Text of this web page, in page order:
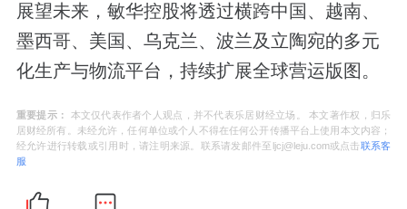
展望未来，敏华控股将透过横跨中国、越南、
墨西哥、美国、乌克兰、波兰及立陶宛的多元
化生产与物流平台，持续扩展全球营运版图。
重要提示：
本文仅代表作者个人观点，并不代表乐居财经立场。 本文著作权，归乐
居财经所有。未经允许，任何单位或个人不得在任何公开传播平台上使用本文内容；
经允许进行转载或引用时，请注明来源。联系请发邮件至ljcj@leju.com或点击联系客
服